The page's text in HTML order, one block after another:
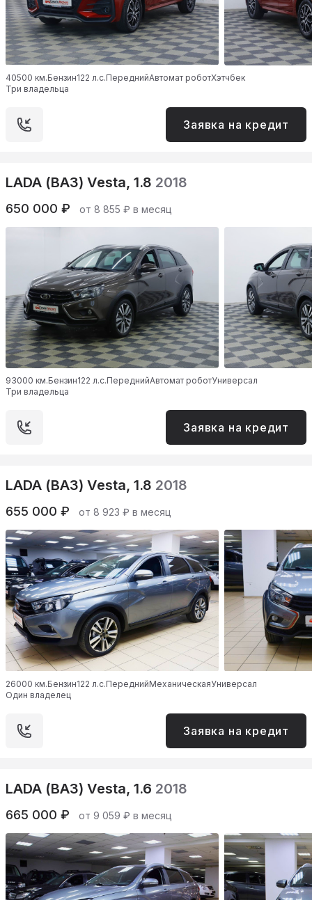
40500 км.Бензин122 л.с.ПереднийАвтомат роботХэтчбек
Три владельца
Заявка на кредит
LADA (ВАЗ) Vesta, 1.8 2018
650 000 ₽ от 8 855 ₽ в месяц
93000 км.Бензин122 л.с.ПереднийАвтомат роботУниверсал
Три владельца
Заявка на кредит
LADA (ВАЗ) Vesta, 1.8 2018
655 000 ₽ от 8 923 ₽ в месяц
26000 км.Бензин122 л.с.ПереднийМеханическаяУниверсал
Один владелец
Заявка на кредит
LADA (ВАЗ) Vesta, 1.6 2018
665 000 ₽ от 9 059 ₽ в месяц